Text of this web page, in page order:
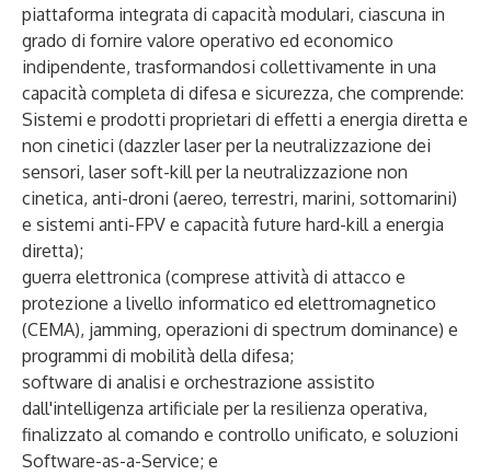
piattaforma integrata di capacità modulari, ciascuna in
grado di fornire valore operativo ed economico
indipendente, trasformandosi collettivamente in una
capacità completa di difesa e sicurezza, che comprende:
Sistemi e prodotti proprietari di effetti a energia diretta e
non cinetici (dazzler laser per la neutralizzazione dei
sensori, laser soft-kill per la neutralizzazione non
cinetica, anti-droni (aereo, terrestri, marini, sottomarini)
e sistemi anti-FPV e capacità future hard-kill a energia
diretta);
guerra elettronica (comprese attività di attacco e
protezione a livello informatico ed elettromagnetico
(CEMA), jamming, operazioni di spectrum dominance) e
programmi di mobilità della difesa;
software di analisi e orchestrazione assistito
dall'intelligenza artificiale per la resilienza operativa,
finalizzato al comando e controllo unificato, e soluzioni
Software-as-a-Service; e